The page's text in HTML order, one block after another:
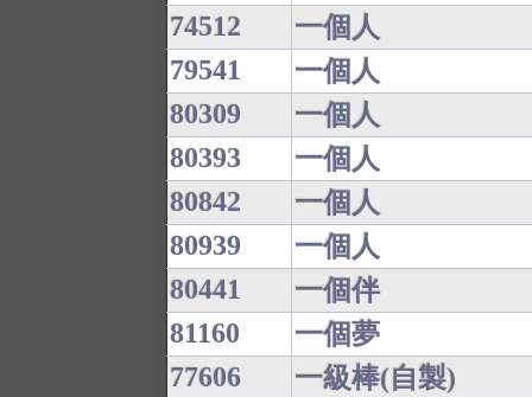
74512
一個人
79541
一個人
80309
一個人
80393
一個人
80842
一個人
80939
一個人
80441
一個伴
81160
一個夢
77606
一級棒(自製)